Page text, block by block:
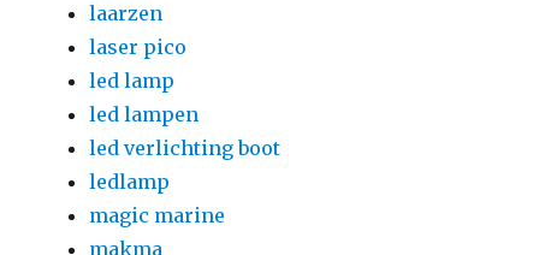
laarzen
laser pico
led lamp
led lampen
led verlichting boot
ledlamp
magic marine
makma